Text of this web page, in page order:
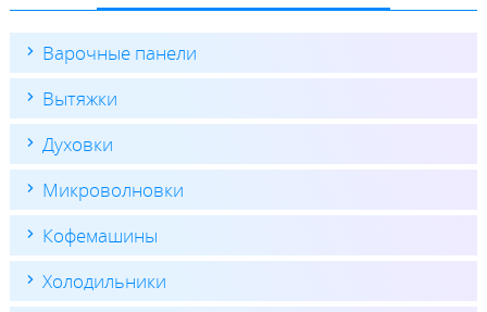
Варочные панели
Вытяжки
Духовки
Микроволновки
Кофемашины
Холодильники